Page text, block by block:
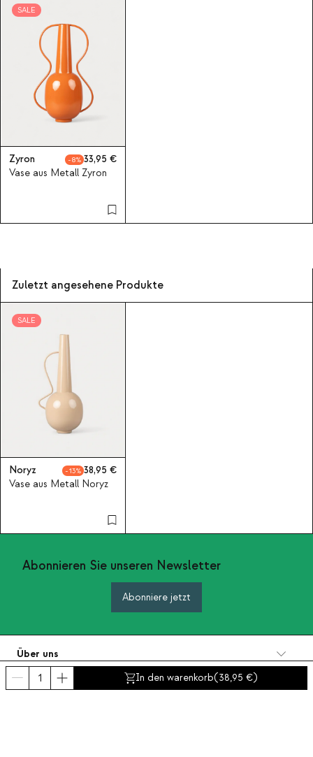
In den warenkorb(38,95 )
SALE
Zyron 8
33,95
Vase aus Metall Zyron
Zuletzt angesehene Produkte
SALE
Noryz 13
38,95
Vase aus Metall Noryz
Abonnieren Sie unseren Newsletter
Abonniere jetzt
Über uns
Kategorien
Kontakt und Hilfe